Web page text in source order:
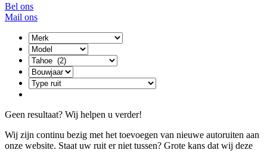
Bel ons
Mail ons
Geen resultaat? Wij helpen u verder!
Wij zijn continu bezig met het toevoegen van nieuwe autoruiten aan
onze website. Staat uw ruit er niet tussen? Grote kans dat wij deze